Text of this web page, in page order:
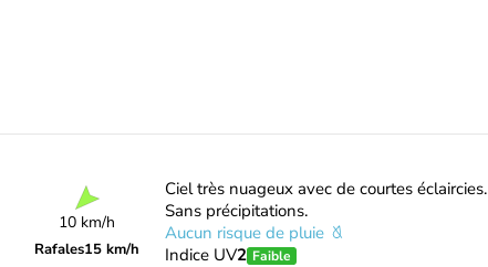
10 km/h
Rafales15 km/h
Ciel très nuageux avec de courtes éclaircies.
Sans précipitations.
Aucun risque de pluie
Indice UV2 Faible